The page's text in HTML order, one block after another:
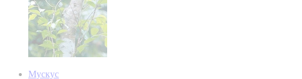
Мускус